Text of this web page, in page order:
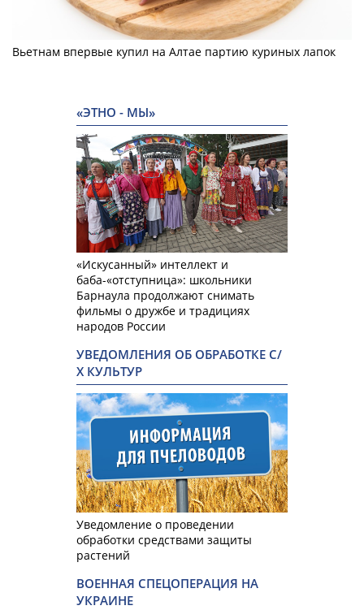
Вьетнам впервые купил на Алтае партию куриных лапок
«ЭТНО - МЫ»
«Искусанный» интеллект и
баба-«отступница»: школьники
Барнаула продолжают снимать
фильмы о дружбе и традициях
народов России
УВЕДОМЛЕНИЯ ОБ ОБРАБОТКЕ С/
Х КУЛЬТУР
Уведомление о проведении
обработки средствами защиты
растений
ВОЕННАЯ СПЕЦОПЕРАЦИЯ НА
УКРАИНЕ